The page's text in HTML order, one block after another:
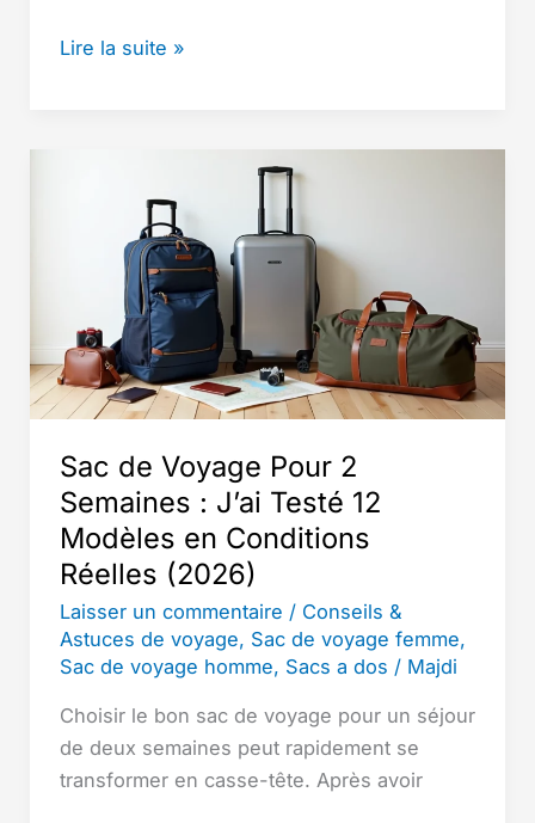
Sac
meilleurs
modèles
élégants
pour
voyager
classe
Lire la suite »
Sac de Voyage Pour 2
Semaines : J’ai Testé 12
Modèles en Conditions
Réelles (2026)
Laisser un commentaire / Conseils &
Astuces de voyage, Sac de voyage femme,
Sac de voyage homme, Sacs a dos / Majdi
Choisir le bon sac de voyage pour un séjour
de deux semaines peut rapidement se
transformer en casse-tête. Après avoir